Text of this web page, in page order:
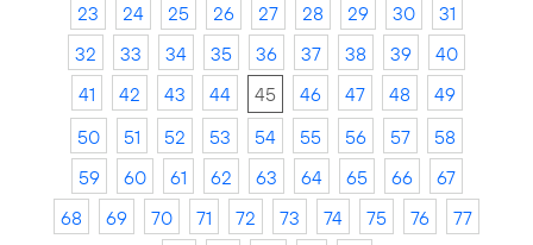
23
24 25 26 27 28 29 30
31
32
33 34 35 36 37 38 39
40
41
42 43 44 45 46 47 48
49
50
51 52 53 54 55 56 57
58
59
60 61 62 63 64 65 66
67
68
69 70 71 72 73 74 75 76
77